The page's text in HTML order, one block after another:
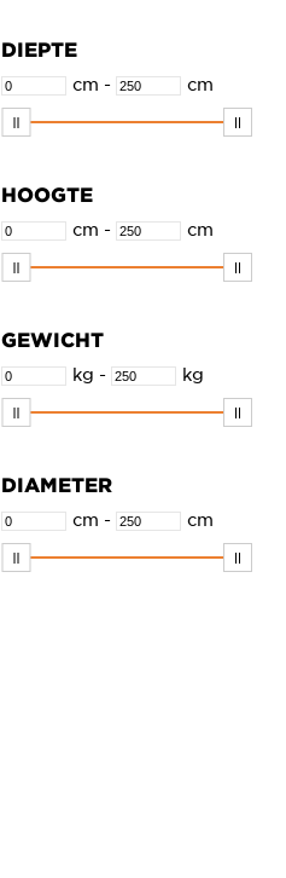
Wash Me
Xo
DIEPTE
cm - cm
HOOGTE
cm - cm
GEWICHT
kg - kg
DIAMETER
cm - cm